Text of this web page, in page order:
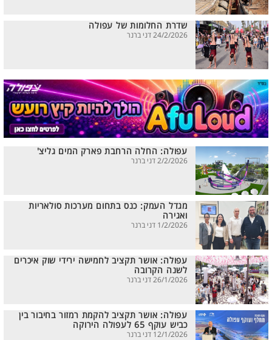
שדרת החלומות של עפולה
24/2/2026 דני ברנר
עפולה: החלה הרחבת פארק המים גליצ'
2/2/2026 דני ברנר
מגדל העמק: כנס בתחום מערכות סולאריות
ואגירה
1/2/2026 דני ברנר
עפולה: אושר תקציב לחמישה ירידי שוק איכרים
לשנה הקרובה
26/1/2026 דני ברנר
עפולה: אושר תקציב להקמת רמזור בחיבור בין
כביש עוקף 65 לעפולה הירוקה
12/1/2026 דני ברנר